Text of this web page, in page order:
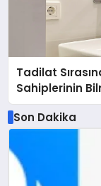
Tadilat
Sahiplerinin
Son Dakika